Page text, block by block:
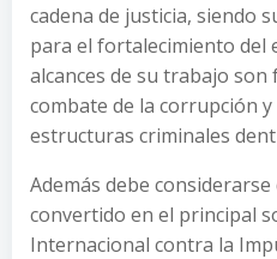
cadena de justicia, siendo
para el fortalecimiento del
alcances de su trabajo
combate de la corrupción
estructuras criminales
Además debe considerarse
convertido en el principal
Internacional contra la